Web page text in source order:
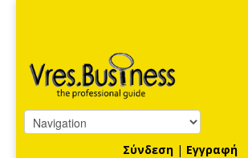
Σύνδεση | Εγγραφή